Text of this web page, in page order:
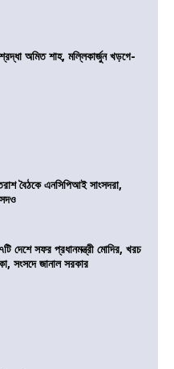
শ্রদ্ধা অমিত শাহ, মল্লিকার্জুন খড়গে-
বৈঠকে এনসিপিআই সাংসদরা,
দেশে সফর প্রধানমন্ত্রী মোদির, খরচ
সংসদে জানাল সরকার